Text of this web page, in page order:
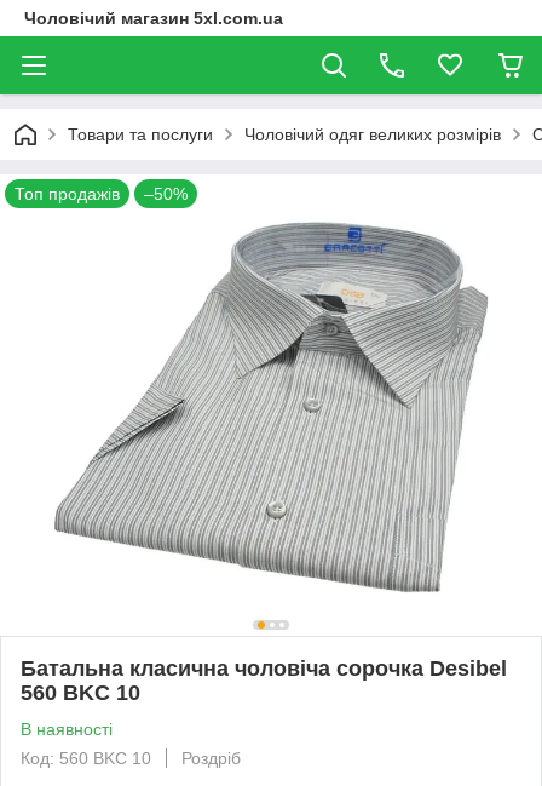
Чоловічий магазин 5xl.com.ua
Товари та послуги Чоловічий одяг великих розмірів
Топ продажів –50%
Батальна класична чоловіча сорочка Desibel
560 BKC 10
В наявності
Код: 560 BKC 10
Роздріб